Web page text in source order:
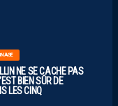
NE SE CACHE PAS
BIEN SÛR DE
LES CINQ